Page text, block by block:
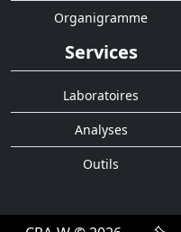
Organigramme
Services
Laboratoires
Analyses
Outils